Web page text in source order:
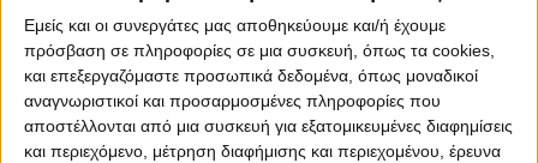
Εμείς και οι συνεργάτες μας αποθηκεύουμε και/ή έχουμε
πρόσβαση σε πληροφορίες σε μια συσκευή, όπως τα cookies,
και επεξεργαζόμαστε προσωπικά δεδομένα, όπως μοναδικοί
αναγνωριστικοί και προσαρμοσμένες πληροφορίες που
αποστέλλονται από μια συσκευή για εξατομικευμένες διαφημίσεις
και περιεχόμενο, μέτρηση διαφήμισης και περιεχομένου, έρευνα
About Offradio Business Class Terms & Conditions
Privacy Policy
Designed & developed byporcupine colors&Fotis Alexandrou